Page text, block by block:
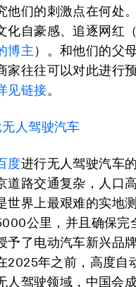
他们的刺激点在何处
化自豪感、追逐网红
博主）。和他们的父
家往往可以对此进行
见链接。
人驾驶汽车
度进行无人驾驶汽车
道路交通复杂，人口
世界上最艰难的实地
公里，并且确保完
予了电动汽车新兴品
2025年之前，高度自
人驾驶领域，中国会